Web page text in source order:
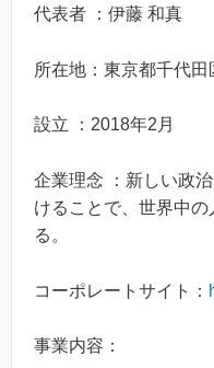
代表者 ：伊藤 和真
所在地：東京都千代田
設立 ：2018年2月
企業理念 ：新しい政
けることで、世界中
る。
コーポレートサイト：
事業内容：